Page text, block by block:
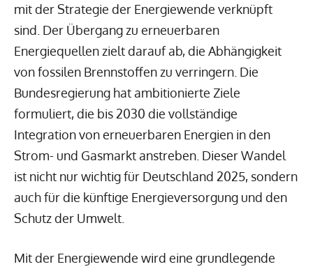
mit der Strategie der Energiewende verknüpft
sind. Der Übergang zu erneuerbaren
Energiequellen zielt darauf ab, die Abhängigkeit
von fossilen Brennstoffen zu verringern. Die
Bundesregierung hat ambitionierte Ziele
formuliert, die bis 2030 die vollständige
Integration von erneuerbaren Energien in den
Strom- und Gasmarkt anstreben. Dieser Wandel
ist nicht nur wichtig für Deutschland 2025, sondern
auch für die künftige Energieversorgung und den
Schutz der Umwelt.
Mit der Energiewende wird eine grundlegende